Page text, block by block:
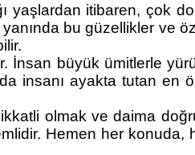
yaşlardan itibaren, çok
bu güzellikler ve
büyük ümitlerle
insanı ayakta tutan
olmak ve daima
Hemen her